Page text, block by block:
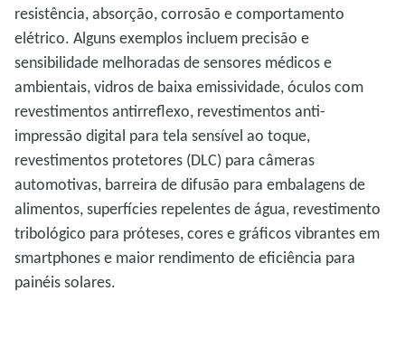
resistência, absorção, corrosão e comportamento
elétrico. Alguns exemplos incluem precisão e
sensibilidade melhoradas de sensores médicos e
ambientais, vidros de baixa emissividade, óculos com
revestimentos antirreflexo, revestimentos anti-
impressão digital para tela sensível ao toque,
revestimentos protetores (DLC) para câmeras
automotivas, barreira de difusão para embalagens de
alimentos, superfícies repelentes de água, revestimento
tribológico para próteses, cores e gráficos vibrantes em
smartphones e maior rendimento de eficiência para
painéis solares.